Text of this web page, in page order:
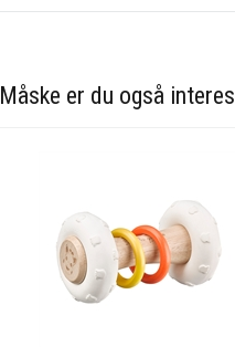
Måske er du også